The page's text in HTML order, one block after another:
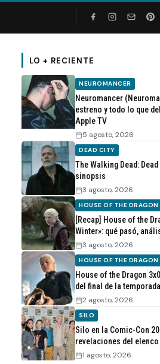
LO + RECIENTE
NEUROMANCER
Neuromancer
estreno y todo lo que
Apple TV
5 agosto, 2026
DEAD CITY
The Walking Dead:
sinopsis
3 agosto, 2026
HOUSE OF THE DRAGON
[Recap] House of the
Winter»: qué pasó,
3 agosto, 2026
HOUSE OF THE DRAGON
House of the Dragon
del final de la
2 agosto, 2026
SILO
Silo en la Comic-Con
revelaciones del elenco
1 agosto, 2026